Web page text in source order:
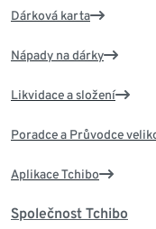
Dárková karta
Nápady na dárky
Likvidace a složení
Poradce a Průvodce
Aplikace Tchibo
Společnost Tchibo